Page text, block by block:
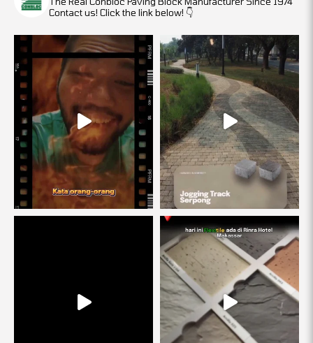
Contact us! Click the link below! 👇